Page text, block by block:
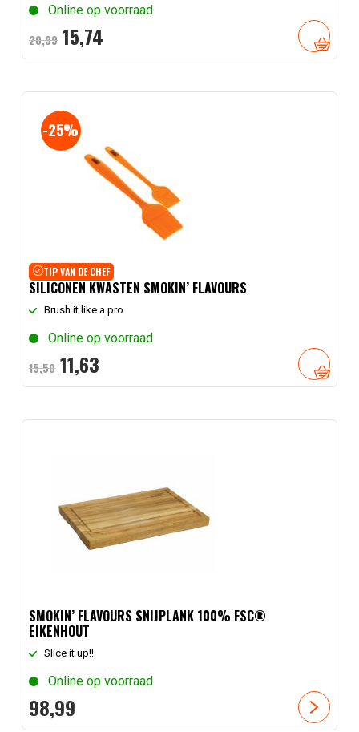
Online op voorraad
20,99 Oorspronkelijke
prijs
was:
20,
15,74Huidige
prijs
is:
TIP VAN DE CHEF
-25%
SILICONEN KWASTEN SMOKIN’ FLAVOURS
Brush it like a pro
Online op voorraad
15,50 Oorspronkelijke
prijs
was:
11,63Huidige
prijs
is:
SMOKIN’ FLAVOURS SNIJPLANK 100% FSC®
EIKENHOUT
Slice it up!!
Online op voorraad
98,99